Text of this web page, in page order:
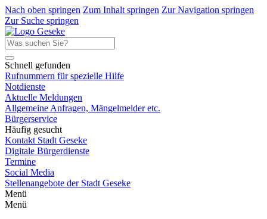
Nach oben springen Zum Inhalt springen Zur Navigation springen
Zur Suche springen
Schnell gefunden
Rufnummern für spezielle Hilfe
Notdienste
Aktuelle Meldungen
Allgemeine Anfragen, Mängelmelder etc.
Bürgerservice
Häufig gesucht
Kontakt Stadt Geseke
Digitale Bürgerdienste
Termine
Social Media
Stellenangebote der Stadt Geseke
Menü
Menü